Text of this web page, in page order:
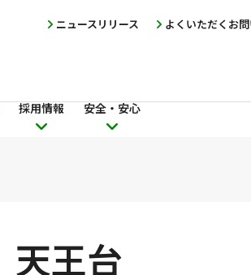
採用情報 安全・安心
よくいただくお
ニュースリリース
天王台